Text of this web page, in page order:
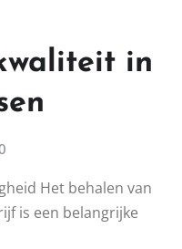
in
Het behalen van
is een belangrijke